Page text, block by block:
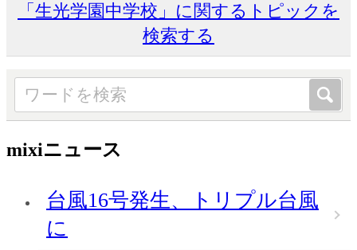
「生光学園中学校」に関するトピックを
検索する
mixiニュース
台風16号発生、トリプル台風
に